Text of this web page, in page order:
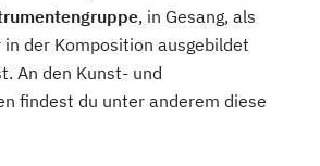
, in Gesang, als
in der Komposition ausgebildet
An den Kunst- und
findest du unter anderem diese